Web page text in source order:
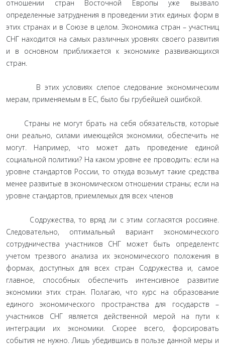
отношении стран Восточной Европы уже вызвало
определенные затруднения в проведении этих единых форм в
этих странах и в Союзе в целом. Экономика стран – участниц
СНГ находится на самых различных уровнях своего развития
и в основном приближается к экономике развивающихся
стран.
В этих условиях слепое следование экономическим
мерам, применяемым в ЕС, было бы грубейшей ошибкой.
Страны не могут брать на себя обязательств, которые
они реально, силами имеющейся экономики, обеспечить не
могут. Например, что может дать проведение единой
социальной политики? На каком уровне ее проводить: если на
уровне стандартов России, то откуда возьмут такие средства
менее развитые в экономическом отношении страны; если на
уровне стандартов, приемлемых для всех членов
Содружества, то вряд ли с этим согласятся россияне.
Следовательно, оптимальный вариант экономического
сотрудничества участников СНГ может быть определентс
учетом трезвого анализа их экономического положения в
формах, доступных для всех стран Содружества и, самое
главное, способных обеспечить интенсивное развитие
экономики этих стран. Полагаю, что курс на образование
единого экономического пространства для государств –
участников СНГ является действенной мерой на пути к
интеграции их экономики. Скорее всего, форсировать
события не нужно. Лишь убедившись в пользе данной меры и